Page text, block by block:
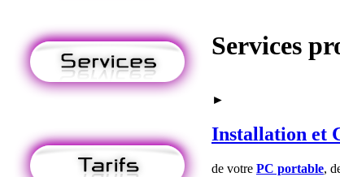
Services
►
Installation et
de votre PC portable,